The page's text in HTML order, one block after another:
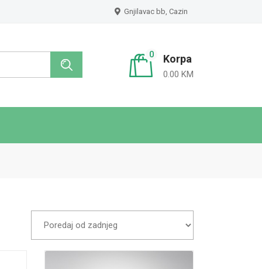
Gnjilavac bb, Cazin
0 Korpa
0.00 KM